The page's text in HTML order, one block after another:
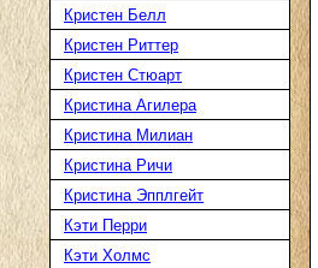
Кристен Белл
Кристен Риттер
Кристен Стюарт
Кристина Агилера
Кристина Милиан
Кристина Ричи
Кристина Эпплгейт
Кэти Перри
Кэти Холмс